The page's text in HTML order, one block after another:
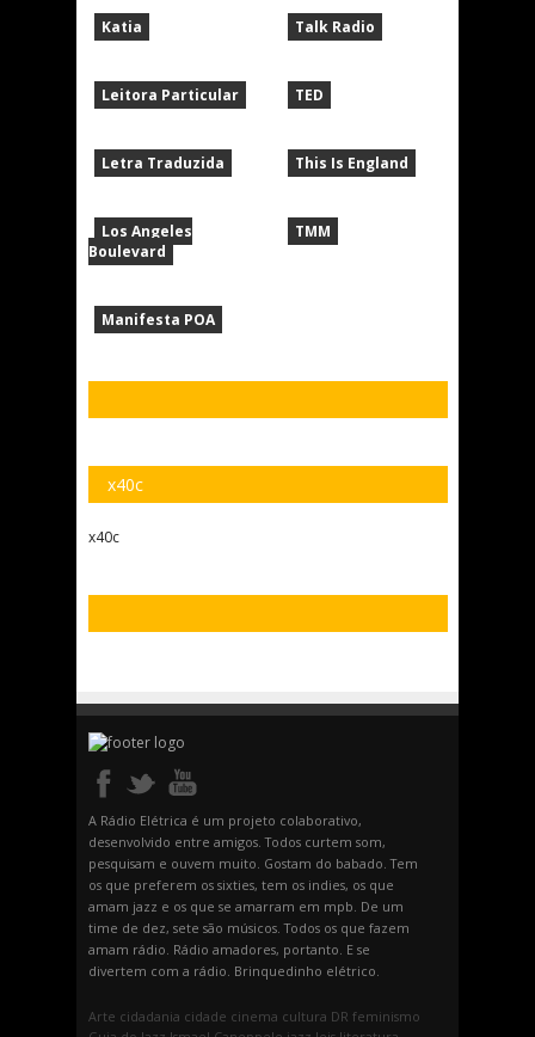
Katia
Leitora Particular
Letra Traduzida
Los Angeles
Boulevard
Manifesta POA
Talk Radio
TED
This Is England
TMM
x40c
x40c
A Rádio Elétrica é um projeto colaborativo,
desenvolvido entre amigos. Todos curtem som,
pesquisam e ouvem muito. Gostam do babado. Tem
os que preferem os sixties, tem os indies, os que
amam jazz e os que se amarram em mpb. De um
time de dez, sete são músicos. Todos os que fazem
amam rádio. Rádio amadores, portanto. E se
divertem com a rádio. Brinquedinho elétrico.
Arte cidadania cidade cinema cultura DR feminismo